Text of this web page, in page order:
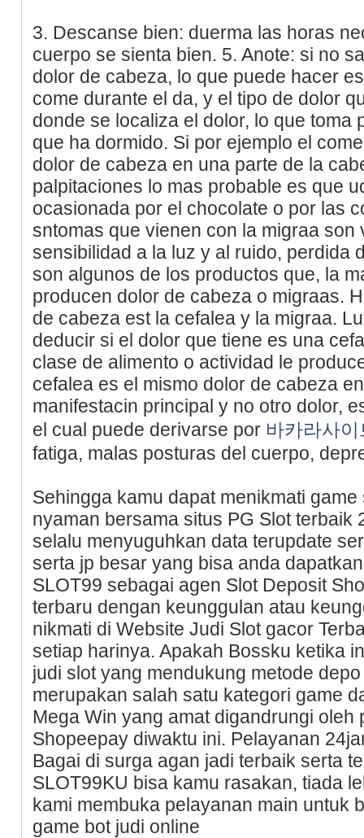
3. Descanse bien: duerma las horas
cuerpo se sienta bien. 5. Anote: si no
dolor de cabeza, lo que puede hacer
come durante el da, y el tipo de dolor
donde se localiza el dolor, lo que toma
que ha dormido. Si por ejemplo el
dolor de cabeza en una parte de la
palpitaciones lo mas probable es que
ocasionada por el chocolate o por las
sntomas que vienen con la migraa son
sensibilidad a la luz y al ruido, perdida
son algunos de los productos que, la
producen dolor de cabeza o migraas.
de cabeza est la cefalea y la migraa.
deducir si el dolor que tiene es una
clase de alimento o actividad le
cefalea es el mismo dolor de cabeza
manifestacin principal y no otro dolor,
el cual puede derivarse por 바카라사
fatiga, malas posturas del cuerpo,
Sehingga kamu dapat menikmati
nyaman bersama situs PG Slot terbaik
selalu menyuguhkan data terupdate
serta jp besar yang bisa anda
SLOT99 sebagai agen Slot Deposit
terbaru dengan keunggulan atau
nikmati di Website Judi Slot gacor
setiap harinya. Apakah Bossku ketika
judi slot yang mendukung metode
merupakan salah satu kategori game
Mega Win yang amat digandrungi oleh
Shopeepay diwaktu ini. Pelayanan
Bagai di surga agan jadi terbaik serta
SLOT99KU bisa kamu rasakan, tiada
kami membuka pelayanan main untuk
game bot judi online